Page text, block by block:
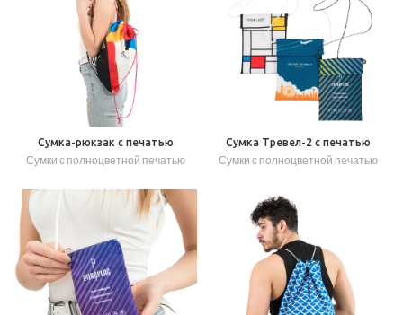
Сумка-рюкзак с печатью
Сумки с полноцветной печатью
Сумка Тревел-2 с печатью
Сумки с полноцветной печатью